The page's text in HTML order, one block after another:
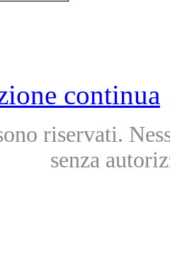
continua
riservati.
senza